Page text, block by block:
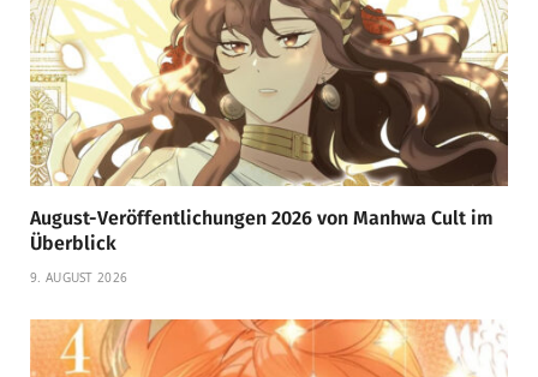
August-Veröffentlichungen 2026 von Manhwa Cult im
Überblick
9. AUGUST 2026